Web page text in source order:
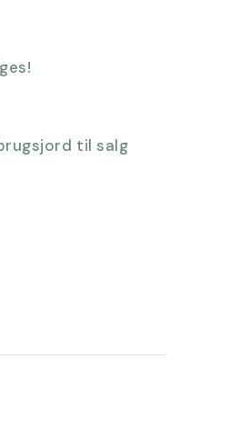
til salg